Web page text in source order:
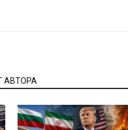
АВТОРА